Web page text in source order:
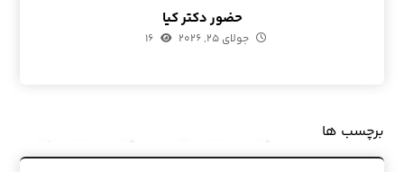
حضور دکتر کیا
جولای ۲۵, ۲۰۲۶ ۱۶
برچسب ها